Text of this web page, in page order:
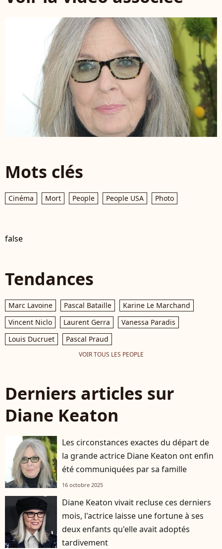
Mots clés
Cinéma Mort People People USA Photo
false
Tendances
Marc Lavoine Pascal Bataille
Karine Le Marchand
Vincent Niclo
Laurent Gerra
Vanessa Paradis
Louis Ducruet
Pascal Praud
VOIR TOUS LES PEOPLE
Derniers articles sur
Diane Keaton
Les circonstances exactes du départ de
la grande actrice Diane Keaton ont enfin
été communiquées par sa famille
16 octobre 2025
Diane Keaton vivait recluse ces derniers
mois, l'actrice laisse une fortune à ses
deux enfants qu'elle avait adoptés
tardivement